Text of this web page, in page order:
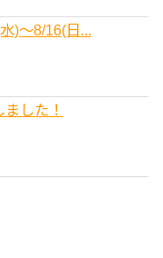
)～8/16(日...
した！